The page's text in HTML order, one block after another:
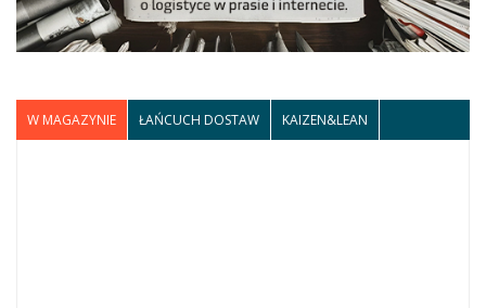
W MAGAZYNIE ŁAŃCUCH DOSTAW KAIZEN&LEAN